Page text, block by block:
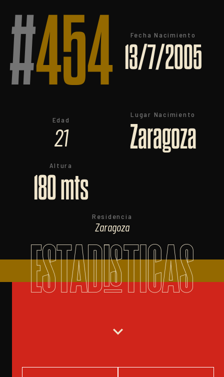
#454 Fecha Nacimiento
13/7/2005
Edad
21
Lugar Nacimiento
Zaragoza
Altura
180 mts
Residencia
Zaragoza
ESTADISTICAS
expand_more